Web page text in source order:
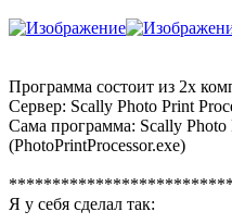
Программа состоит из 2х
Сервер: Scally Photo Print
Сама программа: Scally Photo
(PhotoPrintProcessor.exe)
Я у себя сделал так: